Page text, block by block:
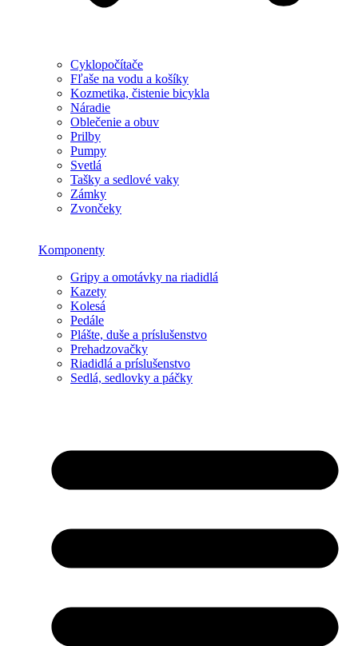
Cyklopočítače
Fľaše na vodu a košíky
Kozmetika, čistenie bicykla
Náradie
Oblečenie a obuv
Prilby
Pumpy
Svetlá
Tašky a sedlové vaky
Zámky
Zvončeky
Komponenty
Gripy a omotávky na riadidlá
Kazety
Kolesá
Pedále
Plášte, duše a príslušenstvo
Prehadzovačky
Riadidlá a príslušenstvo
Sedlá, sedlovky a páčky